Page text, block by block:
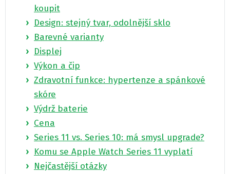
koupit
Design: stejný tvar, odolnější sklo
Barevné varianty
Displej
Výkon a čip
Zdravotní funkce: hypertenze a spánkové
skóre
Výdrž baterie
Cena
Series 11 vs. Series 10: má smysl upgrade?
Komu se Apple Watch Series 11 vyplatí
Nejčastější otázky